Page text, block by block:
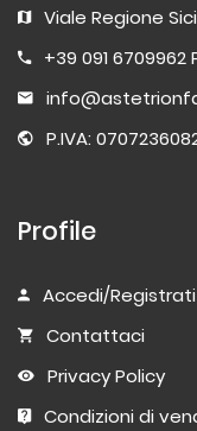
Viale Regione
+39 091 6709962
P.IVA:
Profile
Accedi/Registrati
Contattaci
Privacy Policy
Condizioni di